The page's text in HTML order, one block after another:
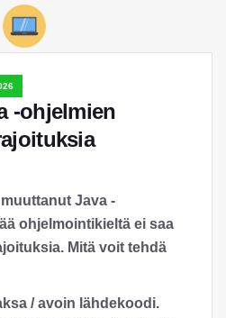
-ohjelmien
Java -
ohjelmointikieltä ei saa
Mitä voit tehdä
/ avoin lähdekoodi.